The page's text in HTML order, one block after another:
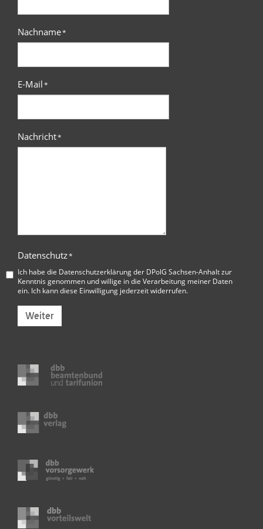
Nachname*
E-Mail*
Nachricht*
Datenschutz*
Ich habe die Datenschutzerklärung der DPolG Sachsen-Anhaltzur
Kenntnis genommen und willige in die Verarbeitung meiner Daten
ein. Ich kann diese Einwilligung jederzeit widerrufen.
Weiter